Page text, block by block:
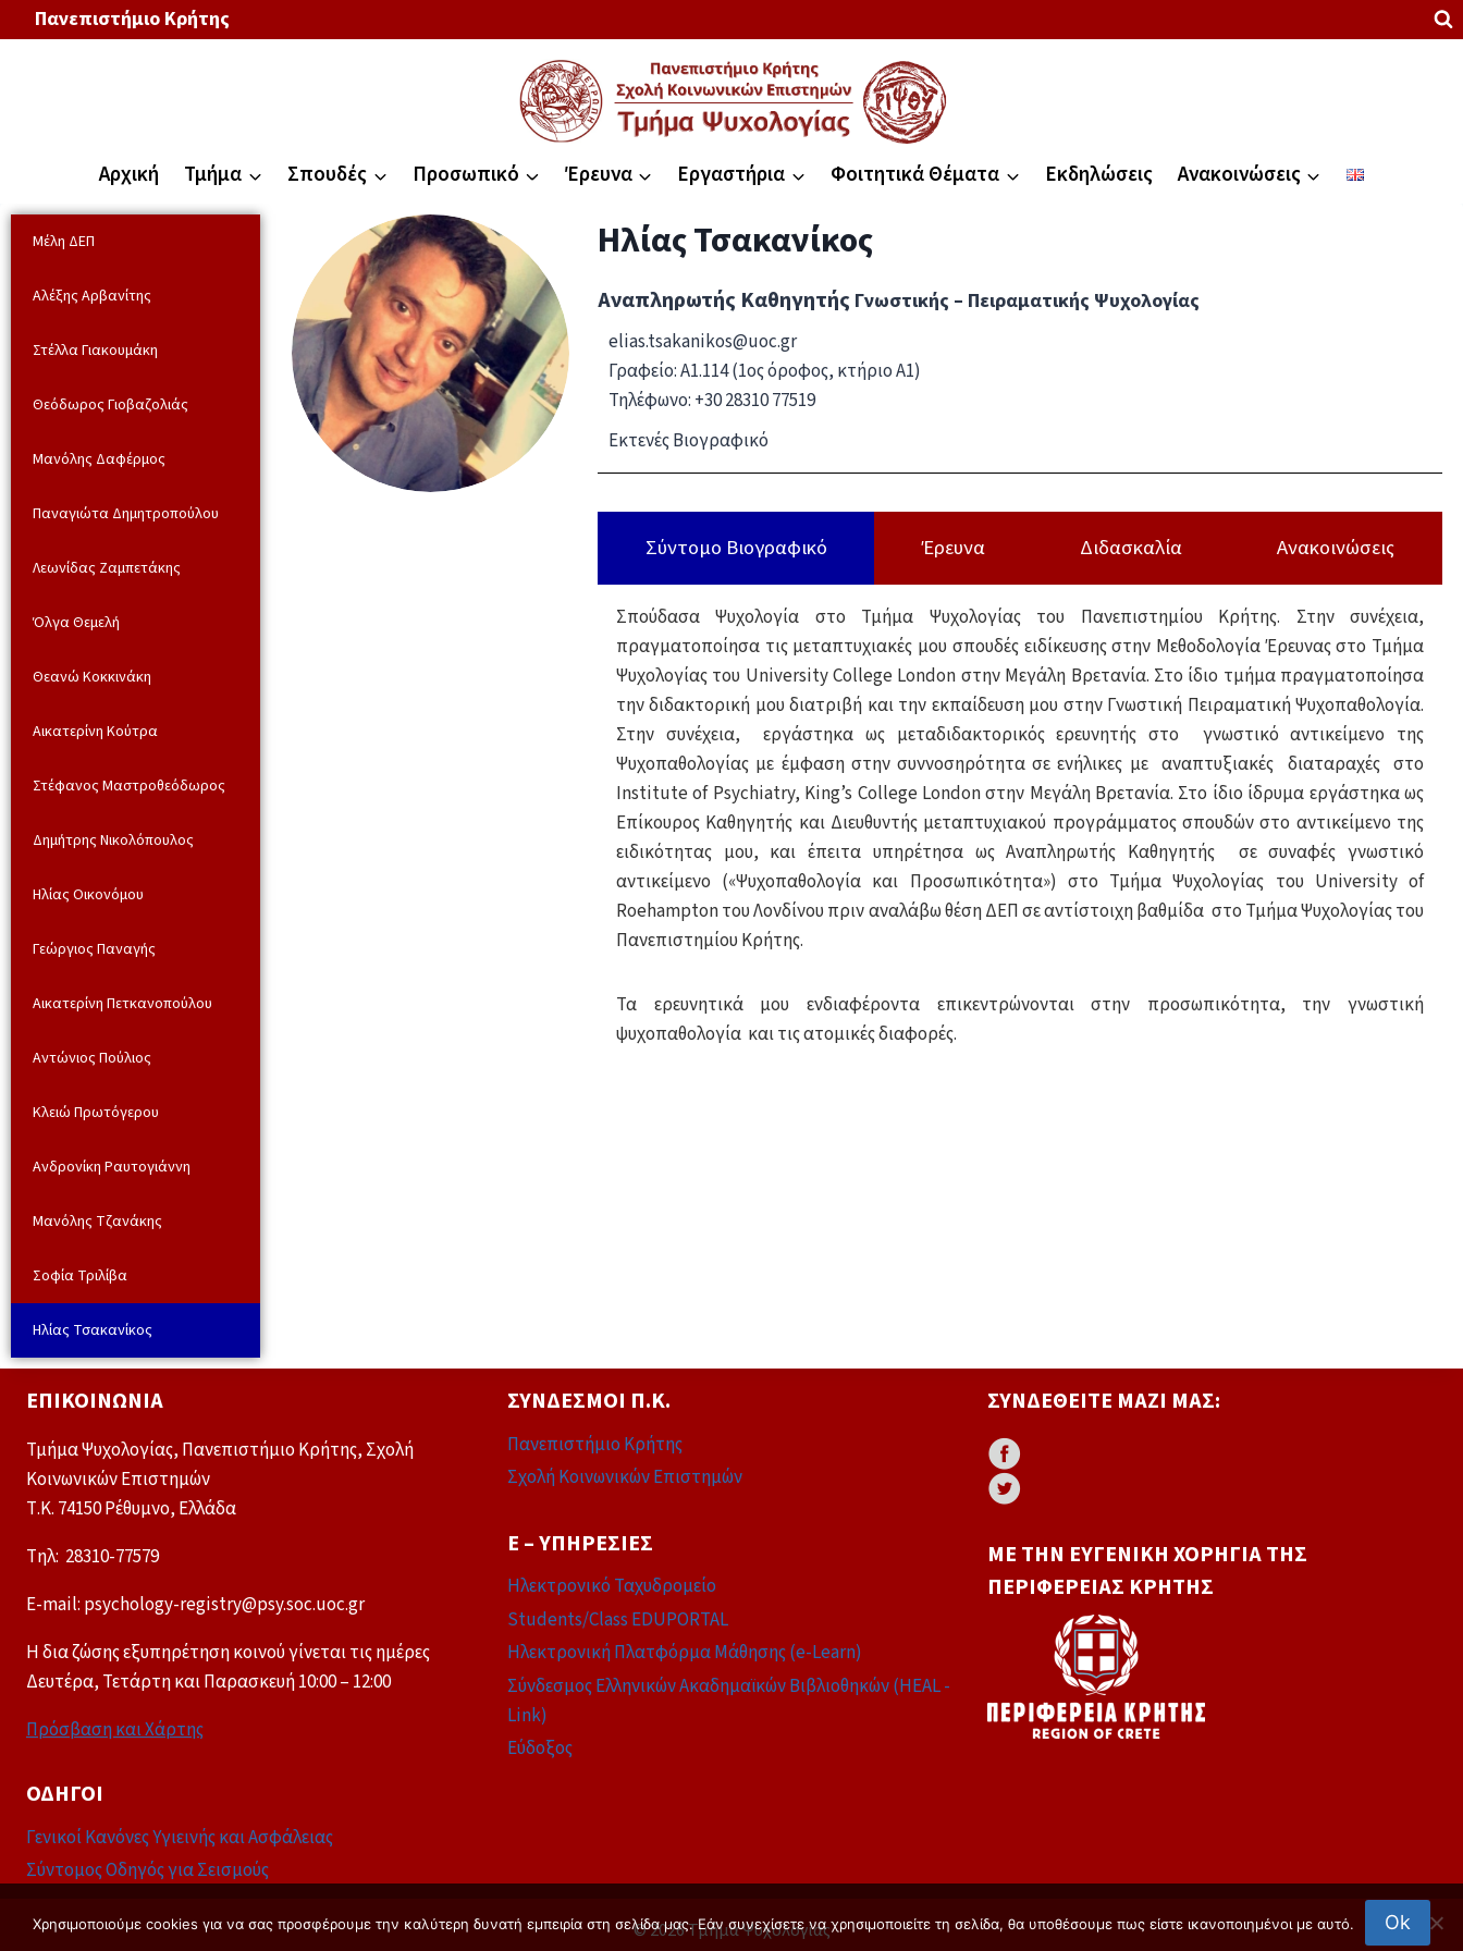
Πανεπιστήμιο Κρήτης
Αρχική Τμήμα Σπουδές Προσωπικό Έρευνα Εργαστήρια Φοιτητικά Θέματα Εκδηλώσεις Ανακοινώσεις
Μέλη ΔΕΠ
Αλέξης Αρβανίτης
Στέλλα Γιακουμάκη
Θεόδωρος Γιοβαζολιάς
Μανόλης Δαφέρμος
Παναγιώτα Δημητροπούλου
Λεωνίδας Ζαμπετάκης
Όλγα Θεμελή
Θεανώ Κοκκινάκη
Αικατερίνη Κούτρα
Στέφανος Μαστροθεόδωρος
Δημήτρης Νικολόπουλος
Ηλίας Οικονόμου
Γεώργιος Παναγής
Αικατερίνη Πετκανοπούλου
Αντώνιος Πούλιος
Κλειώ Πρωτόγερου
Ανδρονίκη Ραυτογιάννη
Μανόλης Τζανάκης
Σοφία Τριλίβα
Ηλίας Τσακανίκος
ΗλίαςΤσακανίκος
Αναπληρωτής Καθηγητής Γνωστικής – Πειραματικής Ψυχολογίας
elias.tsakanikos@uoc.gr
Γραφείο: A1.114 (1ος όροφος, κτήριο Α1)
Τηλέφωνο: +30 28310 77519
Εκτενές Βιογραφικό
Σύντομο Βιογραφικό Έρευνα Διδασκαλία Ανακοινώσεις
Σπούδασα Ψυχολογία στο Τμήμα Ψυχολογίας του Πανεπιστημίου Κρήτης. Στην συνέχεια,
πραγματοποίησα τις μεταπτυχιακές μου σπουδές ειδίκευσης στην Μεθοδολογία Έρευνας στο Τμήμα
Ψυχολογίας του University College London στην Μεγάλη Βρετανία. Στο ίδιο τμήμα πραγματοποίησα
την διδακτορική μου διατριβή και την εκπαίδευση μου στην Γνωστική Πειραματική Ψυχοπαθολογία.
Στην συνέχεια, εργάστηκα ως μεταδιδακτορικός ερευνητής στο γνωστικό αντικείμενο της
Ψυχοπαθολογίας με έμφαση στην συννοσηρότητα σε ενήλικες με αναπτυξιακές διαταραχές στο
Institute of Psychiatry, King’s College London στην Μεγάλη Βρετανία. Στο ίδιο ίδρυμα εργάστηκα ως
Επίκουρος Καθηγητής και Διευθυντής μεταπτυχιακού προγράμματος σπουδών στο αντικείμενο της
ειδικότητας μου, και έπειτα υπηρέτησα ως Αναπληρωτής Καθηγητής σε συναφές γνωστικό
αντικείμενο («Ψυχοπαθολογία και Προσωπικότητα») στο Τμήμα Ψυχολογίας του University of
Roehampton του Λονδίνου πριν αναλάβω θέση ΔΕΠ σε αντίστοιχη βαθμίδα στο Τμήμα Ψυχολογίας του
Πανεπιστημίου Κρήτης.
Τα ερευνητικά μου ενδιαφέροντα επικεντρώνονται στην προσωπικότητα, την γνωστική
ψυχοπαθολογία και τις ατομικές διαφορές.
ΕΠΙΚΟΙΝΩΝΊΑ
Τμήμα Ψυχολογίας, Πανεπιστήμιο Κρήτης, Σχολή
Κοινωνικών Επιστημών
Τ.Κ. 74150 Ρέθυμνο, Ελλάδα
Tηλ: 28310-77579
E-mail: psychology-registry@psy.soc.uoc.gr
Η δια ζώσης εξυπηρέτηση κοινού γίνεται τις ημέρες
Δευτέρα, Τετάρτη και Παρασκευή 10:00 – 12:00
Πρόσβαση και Χάρτης
ΟΔΗΓΟΊ
Γενικοί Κανόνες Υγιεινής και Ασφάλειας
Σύντομος Οδηγός για Σεισμούς
ΣΎΝΔΕΣΜΟΙ Π.Κ.
Πανεπιστήμιο Κρήτης
Σχολή Κοινωνικών Επιστημών
E – ΥΠΗΡΕΣΊΕΣ
Ηλεκτρονικό Ταχυδρομείο
Students/Class EDUPORTAL
Ηλεκτρονική Πλατφόρμα Μάθησης (e-Learn)
Σύνδεσμος Ελληνικών Ακαδημαϊκών Βιβλιοθηκών (HEAL -
Link)
Εύδοξος
ΣΥΝΔΕΘΕΊΤΕ ΜΑΖΊ ΜΑΣ:
ΜΕ ΤΗΝ ΕΥΓΕΝΙΚΉ ΧΟΡΗΓΊΑ ΤΗΣ
ΠΕΡΙΦΈΡΕΙΑΣ ΚΡΉΤΗΣ
© 2026 Τμήμα Ψυχολογίας
Χρησιμοποιούμε cookies για να σας προσφέρουμε την καλύτερη δυνατή εμπειρία στη σελίδα μας. Εάν συνεχίσετε να χρησιμοποιείτε τη σελίδα, θα υποθέσουμε πως είστε ικανοποιημένοι με αυτό. Ok